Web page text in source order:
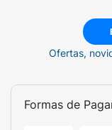
Ofertas,
Formas de